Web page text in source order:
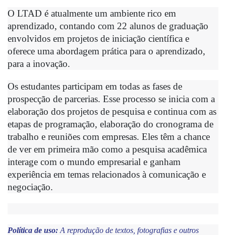
O LTAD é atualmente um ambiente rico em
aprendizado, contando com 22 alunos de graduação
envolvidos em projetos de iniciação científica e
oferece uma abordagem prática para o aprendizado,
para a inovação.
Os estudantes participam em todas as fases de
prospecção de parcerias. Esse processo se inicia com a
elaboração dos projetos de pesquisa e continua com as
etapas de programação, elaboração do cronograma de
trabalho e reuniões com empresas. Eles têm a chance
de ver em primeira mão como a pesquisa acadêmica
interage com o mundo empresarial e ganham
experiência em temas relacionados à comunicação e
negociação.
Política de uso: A reprodução de textos, fotografias e outros